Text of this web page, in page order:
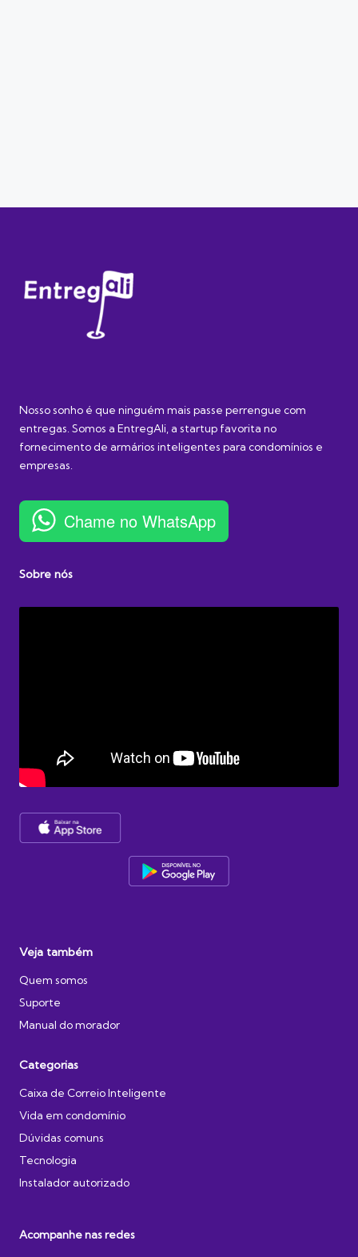
Nosso sonho é que ninguém mais passe perrengue com
entregas. Somos a EntregAli, a startup favorita no
fornecimento de armários inteligentes para condomínios e
empresas.
Chame no WhatsApp
Sobre nós
Veja também
Quem somos
Suporte
Manual do morador
Categorias
Caixa de Correio Inteligente
Vida em condomínio
Dúvidas comuns
Tecnologia
Instalador autorizado
Acompanhe nas redes